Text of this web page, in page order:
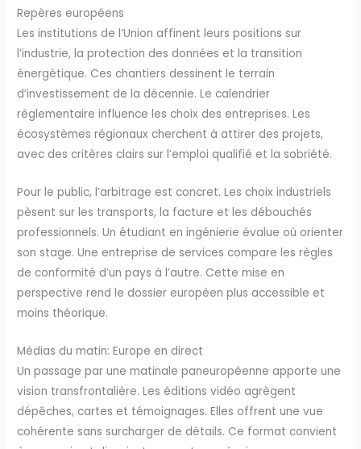
Repères européens
Les institutions de l’Union affinent leurs positions sur
l’industrie, la protection des données et la transition
énergétique. Ces chantiers dessinent le terrain
d’investissement de la décennie. Le calendrier
réglementaire influence les choix des entreprises. Les
écosystèmes régionaux cherchent à attirer des projets,
avec des critères clairs sur l’emploi qualifié et la sobriété.
Pour le public, l’arbitrage est concret. Les choix industriels
pèsent sur les transports, la facture et les débouchés
professionnels. Un étudiant en ingénierie évalue où orienter
son stage. Une entreprise de services compare les règles
de conformité d’un pays à l’autre. Cette mise en
perspective rend le dossier européen plus accessible et
moins théorique.
Médias du matin: Europe en direct
Un passage par une matinale paneuropéenne apporte une
vision transfrontalière. Les éditions vidéo agrègent
dépêches, cartes et témoignages. Elles offrent une vue
cohérente sans surcharger de détails. Ce format convient